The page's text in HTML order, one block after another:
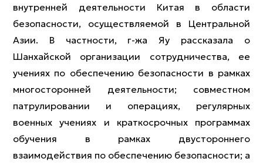
внутренней деятельности Китая в области
безопасности, осуществляемой в Центральной
Азии. В частности, г-жа Яу рассказала о
Шанхайской организации сотрудничества, ее
учениях по обеспечению безопасности в рамках
многосторонней деятельности; совместном
патрулировании и операциях, регулярных
военных учениях и краткосрочных программах
обучения в рамках двустороннего
взаимодействия по обеспечению безопасности; а